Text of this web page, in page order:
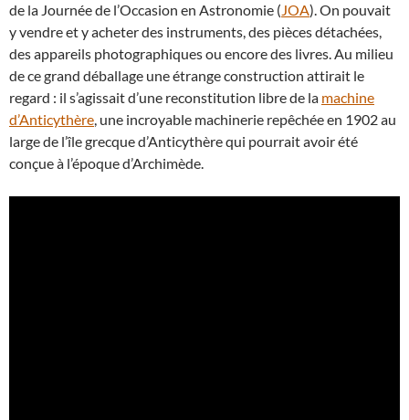
de la Journée de l’Occasion en Astronomie (JOA). On pouvait
y vendre et y acheter des instruments, des pièces détachées,
des appareils photographiques ou encore des livres. Au milieu
de ce grand déballage une étrange construction attirait le
regard : il s’agissait d’une reconstitution libre de la machine
d’Anticythère, une incroyable machinerie repêchée en 1902 au
large de l’île grecque d’Anticythère qui pourrait avoir été
conçue à l’époque d’Archimède.